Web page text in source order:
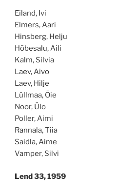
Eiland, Ivi
Elmers, Aari
Hinsberg, Helju
Hõbesalu, Aili
Kalm, Silvia
Laev, Aivo
Laev, Hilje
Lüllmaa, Õie
Noor, Ülo
Poller, Aimi
Rannala, Tiia
Saidla, Aime
Vamper, Silvi
Lend 33, 1959